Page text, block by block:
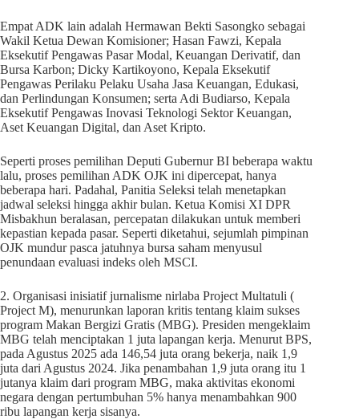
Empat ADK lain adalah Hermawan Bekti Sasongko sebagai
Wakil Ketua Dewan Komisioner; Hasan Fawzi, Kepala
Eksekutif Pengawas Pasar Modal, Keuangan Derivatif, dan
Bursa Karbon; Dicky Kartikoyono, Kepala Eksekutif
Pengawas Perilaku Pelaku Usaha Jasa Keuangan, Edukasi,
dan Perlindungan Konsumen; serta Adi Budiarso, Kepala
Eksekutif Pengawas Inovasi Teknologi Sektor Keuangan,
Aset Keuangan Digital, dan Aset Kripto.
Seperti proses pemilihan Deputi Gubernur BI beberapa waktu
lalu, proses pemilihan ADK OJK ini dipercepat, hanya
beberapa hari. Padahal, Panitia Seleksi telah menetapkan
jadwal seleksi hingga akhir bulan. Ketua Komisi XI DPR
Misbakhun beralasan, percepatan dilakukan untuk memberi
kepastian kepada pasar. Seperti diketahui, sejumlah pimpinan
OJK mundur pasca jatuhnya bursa saham menyusul
penundaan evaluasi indeks oleh MSCI.
2. Organisasi inisiatif jurnalisme nirlaba Project Multatuli (
Project M), menurunkan laporan kritis tentang klaim sukses
program Makan Bergizi Gratis (MBG). Presiden mengeklaim
MBG telah menciptakan 1 juta lapangan kerja. Menurut BPS,
pada Agustus 2025 ada 146,54 juta orang bekerja, naik 1,9
juta dari Agustus 2024. Jika penambahan 1,9 juta orang itu 1
jutanya klaim dari program MBG, maka aktivitas ekonomi
negara dengan pertumbuhan 5% hanya menambahkan 900
ribu lapangan kerja sisanya.